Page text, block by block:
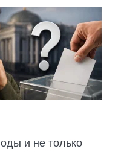
и не только